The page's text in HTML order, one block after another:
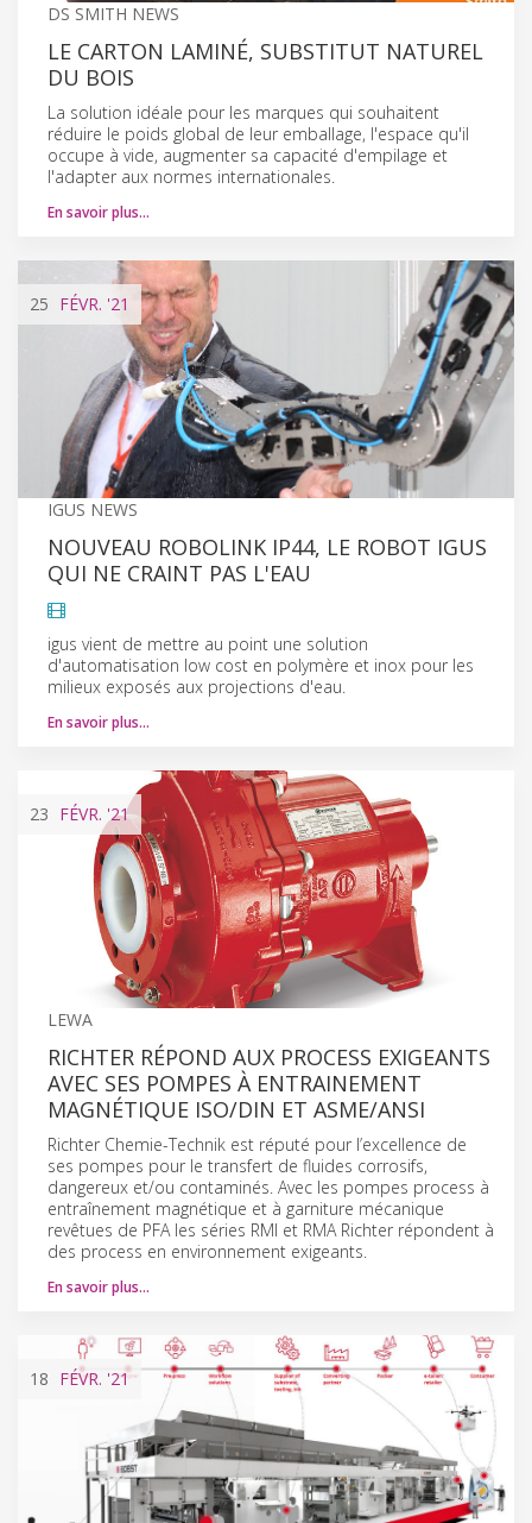
DS SMITH NEWS
LE CARTON LAMINÉ, SUBSTITUT NATUREL
DU BOIS
La solution idéale pour les marques qui souhaitent
réduire le poids global de leur emballage, l'espace qu'il
occupe à vide, augmenter sa capacité d'empilage et
l'adapter aux normes internationales.
En savoir plus…
25 FÉVR. '21
IGUS NEWS
NOUVEAU ROBOLINK IP44, LE ROBOT IGUS
QUI NE CRAINT PAS L'EAU
igus vient de mettre au point une solution
d'automatisation low cost en polymère et inox pour les
milieux exposés aux projections d'eau.
En savoir plus…
23 FÉVR. '21
LEWA
RICHTER RÉPOND AUX PROCESS EXIGEANTS
AVEC SES POMPES À ENTRAINEMENT
MAGNÉTIQUE ISO/DIN ET ASME/ANSI
Richter Chemie-Technik est réputé pour l’excellence de
ses pompes pour le transfert de fluides corrosifs,
dangereux et/ou contaminés. Avec les pompes process à
entraînement magnétique et à garniture mécanique
revêtues de PFA les séries RMI et RMA Richter répondent à
des process en environnement exigeants.
En savoir plus…
18 FÉVR. '21